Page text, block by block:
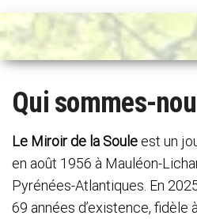
Qui sommes-
Le Miroir de la Souleest un
en août 1956 à Mauléon-
Pyrénées-Atlantiques. En
69 années d’existence, fidèle